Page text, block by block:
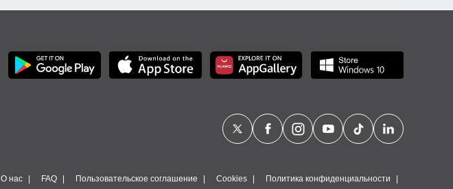
О нас FAQ Пользовательское соглашение Cookies Политика конфиденциальности